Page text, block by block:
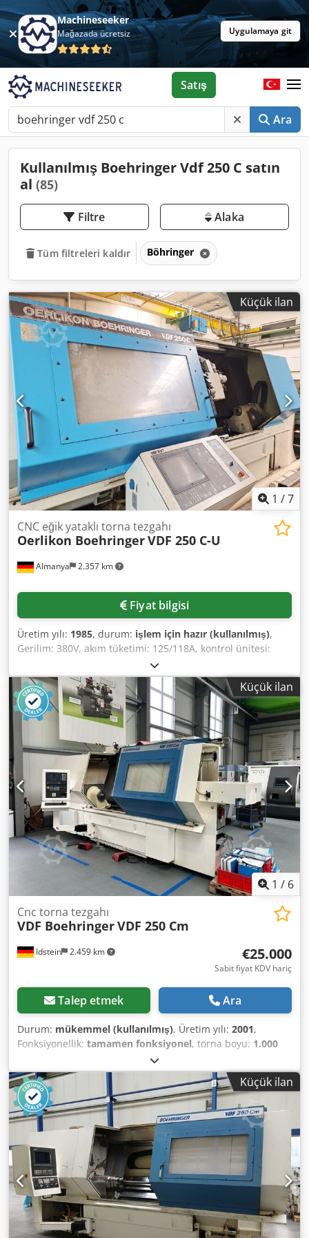
Machineseeker
Mağazada ücretsiz Uygulamaya git
Ara
Satış
Kullanılmış Boehringer Vdf 250 C satın
al (85)
Filtre Alaka
Tüm filtreleri kaldır Böhringer
Küçük ilan
1 /7
Almanya 2.357 km
CNC eğik yataklı torna tezgahı
Oerlikon BoehringerVDF 250 C-U
Fiyat bilgisi
Üretim yılı: 1985, durum: işlem için hazır (kullanılmış),
Gerilim: 380V, akım tüketimi: 125/118A, kontrol ünitesi:
Philips B2T 6, donanım: hidrolik tahrikli revolver mevcut,
eğimli yatak geometrisine sahip kapalı çalışma alanı, sıkma
hidrolikleri, borulama, durum: tam çalışır, çok iyi mekanik
altyapı, görsel olarak bakımlı, kısmi revizyonlu, takım
revolveri: açı konum sensörü tamamen yenilenmiş,
revolver teknik verilere göre tamamen hatasız ve hassas
çalışmakta, CNC kontrol: güç kaynağı profesyonelce elden
geçirilmiş, ana mil tahriki: güç aktarma/aktarım tamamen
revize edilmiş, güç tutuculu ve temel çeneli. Yerinde
inceleme mümkündür. Cjdey U Nqnepfx Af Dsrf
Küçük ilan
1 / 6
Idstein 2.459 km
Cnc torna tezgahı
VDF BoehringerVDF 250 Cm
€25.000
Sabit fiyat KDV hariç
Talep etmek Ara
Durum: mükemmel (kullanılmış), Üretim yılı: 2001,
Fonksiyonellik: tamamen fonksiyonel, torna boyu: 1.000
, • Taretin 2021 yılında revizyonu
yapıldı • 2021 yılında daha yüksek basınç/kapasiteye sahip
KSS pompası takıldı • 2022 yılında çekme borusu yenilendi,
iş mili kutusu yeniden yataklandı ve taşlandı • Parçaların
robot hücresi ile otomatik yerleştirilmesine hazır Kontrol
Ünitesi: CNC kontrol ünitesi ve renkli ekran Siemens 840 D
TEKNİK BİLGİLER Maks. dairesel çap: 550 mm Maks.
tornalama çapı: 480 mm Torna boyu: 1000 mm İş mili
deliği: 78 mm Tahrik gücü (50%): 53 kW Devir aralığı (1
kademeli): 30 – 4000 dev/dak Taret tipi: Drum revolver
Takım yuvası adedi: 12, bunun 6’sı tahrikli Silindirik şaft
tutucu çapı: 40 mm Devir aralığı (2 kademeli): 20 – 2500
dev/dak Karşı punta: Hidrolik pinol hareketli DONANIM /
Küçük ilan